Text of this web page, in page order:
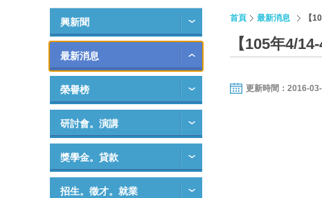
興新聞
最新消息
榮譽榜
研討會。演講
獎學金。貸款
招生。徵才。就業
首頁 最新消息 【
【105年4/
更新時間：2016-